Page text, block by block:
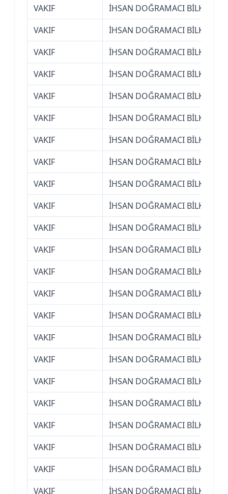
VAKIF
İHSAN DOĞRAMACI BİLKENT
VAKIF
İHSAN DOĞRAMACI BİLKENT
VAKIF
İHSAN DOĞRAMACI BİLKENT
VAKIF
İHSAN DOĞRAMACI BİLKENT
VAKIF
İHSAN DOĞRAMACI BİLKENT
VAKIF
İHSAN DOĞRAMACI BİLKENT
VAKIF
İHSAN DOĞRAMACI BİLKENT
VAKIF
İHSAN DOĞRAMACI BİLKENT
VAKIF
İHSAN DOĞRAMACI BİLKENT
VAKIF
İHSAN DOĞRAMACI BİLKENT
VAKIF
İHSAN DOĞRAMACI BİLKENT
VAKIF
İHSAN DOĞRAMACI BİLKENT
VAKIF
İHSAN DOĞRAMACI BİLKENT
VAKIF
İHSAN DOĞRAMACI BİLKENT
VAKIF
İHSAN DOĞRAMACI BİLKENT
VAKIF
İHSAN DOĞRAMACI BİLKENT
VAKIF
İHSAN DOĞRAMACI BİLKENT
VAKIF
İHSAN DOĞRAMACI BİLKENT
VAKIF
İHSAN DOĞRAMACI BİLKENT
VAKIF
İHSAN DOĞRAMACI BİLKENT
VAKIF
İHSAN DOĞRAMACI BİLKENT
VAKIF
İHSAN DOĞRAMACI BİLKENT
VAKIF
İHSAN DOĞRAMACI BİLKENT